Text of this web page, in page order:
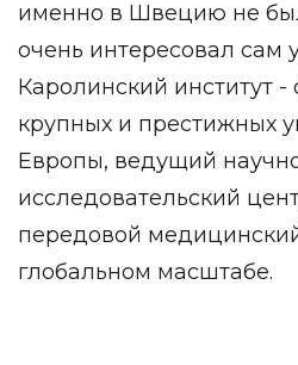
именно в Швецию не
очень интересовал сам
Каролинский институт
крупных и престижных
Европы, ведущий
исследовательский
передовой
глобальном масштабе.